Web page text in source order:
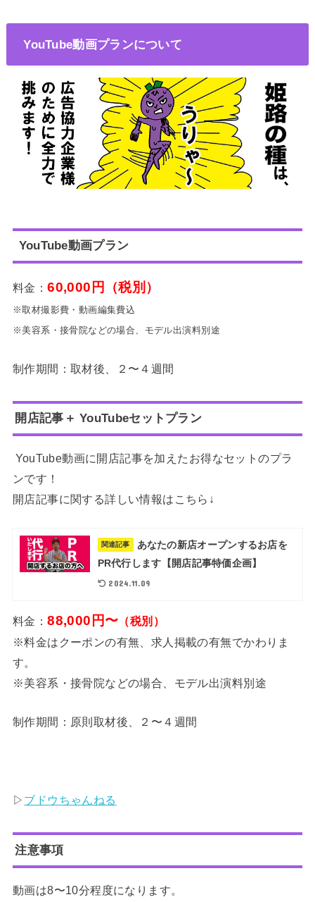
YouTube動画プランについて
YouTube動画プラン
料金：60,000円（税別）
※取材撮影費・動画編集費込
※美容系・接骨院などの場合、モデル出演料別途
制作期間：取材後、２〜４週間
開店記事＋ YouTubeセットプラン
YouTube動画に開店記事を加えたお得なセットのプラ
ンです！
開店記事に関する詳しい情報はこちら↓
関連記事
あなたの新店オープンするお店を
PR代行します【開店記事特価企画】
2024.11.09
料金：88,000円〜 （税別）
※料金はクーポンの有無、求人掲載の有無でかわりま
す。
※美容系・接骨院などの場合、モデル出演料別途
制作期間：原則取材後、２〜４週間
▷ ブドウちゃんねる
注意事項
動画は8〜10分程度になります。